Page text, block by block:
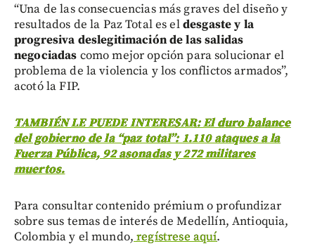
“Una de las consecuencias más graves del diseño y
resultados de la Paz Total es eldesgaste y la
progresiva deslegitimación de las salidas
negociadas como mejor opción para solucionar el
problema de la violencia y los conflictos armados”,
acotó la FIP.
TAMBIÉN LE PUEDE INTERESAR: El duro balance
del gobierno de la “paz total”: 1.110 ataques a la
Fuerza Pública, 92 asonadas y 272 militares
muertos.
Para consultar contenido prémium o profundizar
sobre sus temas de interés de Medellín, Antioquia,
Colombia y el mundo, regístrese aquí.